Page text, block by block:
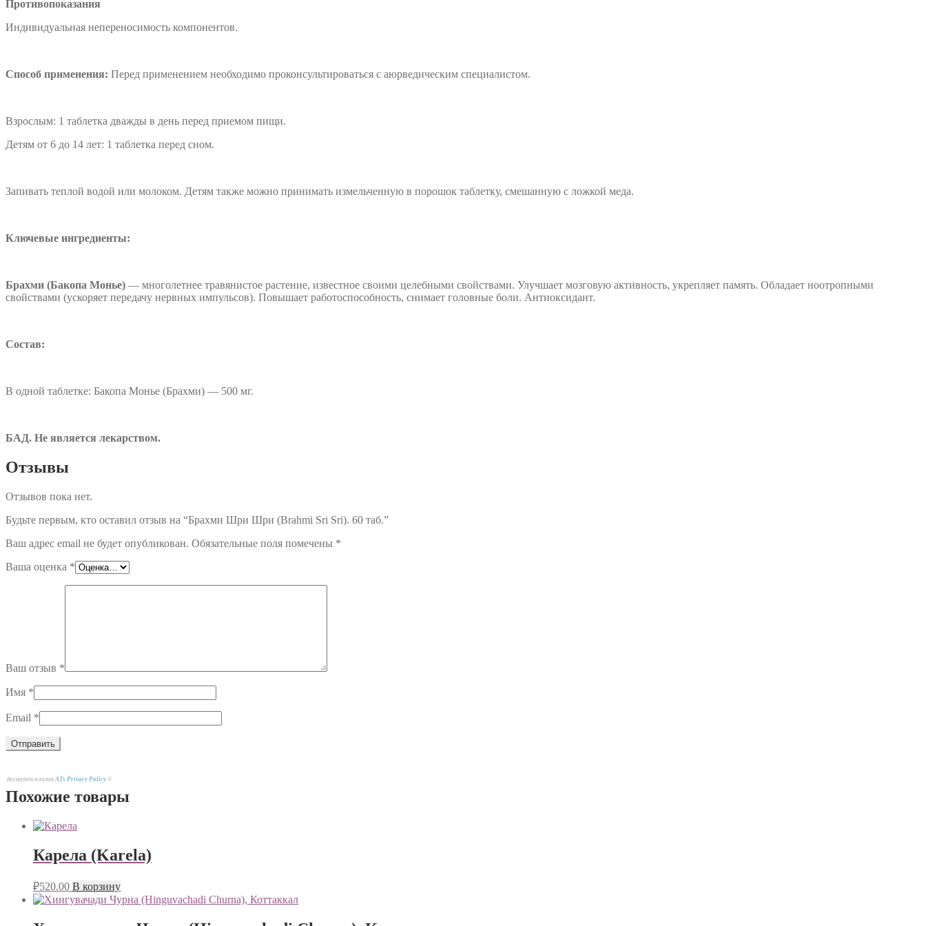
Противопоказания
Индивидуальная непереносимость компонентов.
Способ применения: Перед применением необходимо проконсультироваться с аюрведическим специалистом.
Взрослым: 1 таблетка дважды в день перед приемом пищи.
Детям от 6 до 14 лет: 1 таблетка перед сном.
Запивать теплой водой или молоком. Детям также можно принимать измельченную в порошок таблетку, смешанную с ложкой меда.
Ключевые ингредиенты:
Брахми (Бакопа Монье) — многолетнее травянистое растение, известное своими целебными свойствами. Улучшает мозговую активность, укрепляет память. Обладает ноотропными
свойствами (ускоряет передачу нервных импульсов). Повышает работоспособность, снимает головные боли. Антиоксидант.
Состав:
В одной таблетке: Бакопа Монье (Брахми) — 500 мг.
БАД. Не является лекарством.
Отзывы
Отзывов пока нет.
Будьте первым, кто оставил отзыв на “Брахми Шри Шри (Brahmi Sri Sri). 60 таб.”
Ваш адрес email не будет опубликован. Обязательные поля помечены *
Ваша оценка *
Ваш отзыв *
Имя *
Email *
доступен плагин ATs Privacy Policy ©
Похожие товары
Карела (Karela)
₽520.00 В корзину